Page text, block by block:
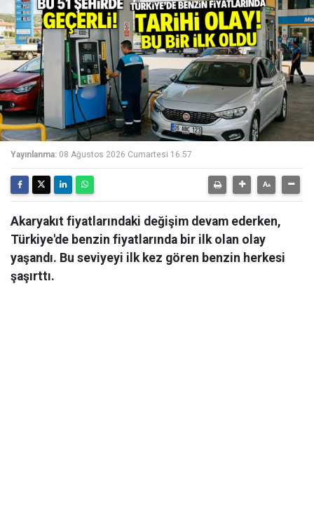
Yayınlanma: 08 Ağustos 2026 Cumartesi 16:57
Akaryakıt fiyatlarındaki değişim devam ederken,
Türkiye'de benzin fiyatlarında bir ilk olan olay
yaşandı. Bu seviyeyi ilk kez gören benzin herkesi
şaşırttı.